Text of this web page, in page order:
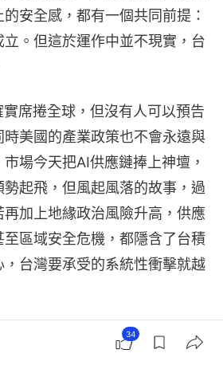
安全感，都有一個共同前提：
。但這於運作中並不現實，台
席捲全球，但沒有人可以預告
美國的產業政策也不會永遠與
場今天把AI供應鏈捧上神壇，
起飛，但風起風落的故事，過
加上地緣政治風險升高，供應
區域安全危機，都隱含了台積
台灣要承受的系統性衝擊就越
34